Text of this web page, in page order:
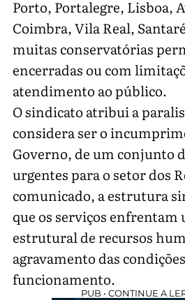
Porto, Portalegre, Lisboa,
Coimbra, Vila Real,
muitas conservatórias
encerradas ou com
atendimento ao público.
O sindicato atribui a
considera ser o
Governo, de um conjunto
urgentes para o setor dos
comunicado, a estrutura
que os serviços enfrentam
estrutural de recursos
agravamento das
funcionamento.
PUB • CONTINUE A